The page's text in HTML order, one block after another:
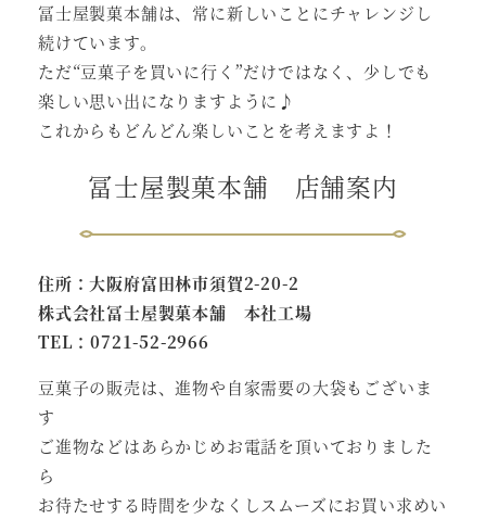
冨士屋製菓本舗は、常に新しいことにチャレンジし
続けています。
ただ“豆菓子を買いに行く”だけではなく、少しでも
楽しい思い出になりますように♪
これからもどんどん楽しいことを考えますよ！
冨士屋製菓本舗 店舗案内
住所：大阪府富田林市須賀2-20-2
株式会社冨士屋製菓本舗 本社工場
TEL：0721-52-2966
豆菓子の販売は、進物や自家需要の大袋もございま
す
ご進物などはあらかじめお電話を頂いておりました
ら
お待たせする時間を少なくしスムーズにお買い求めい